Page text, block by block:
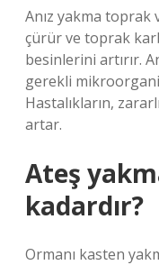
Anız yakma toprak
çürür ve toprak
besinlerini artırır.
gerekli
Hastalıkların,
artar.
Ateş
kadardır?
Ormanı kasten